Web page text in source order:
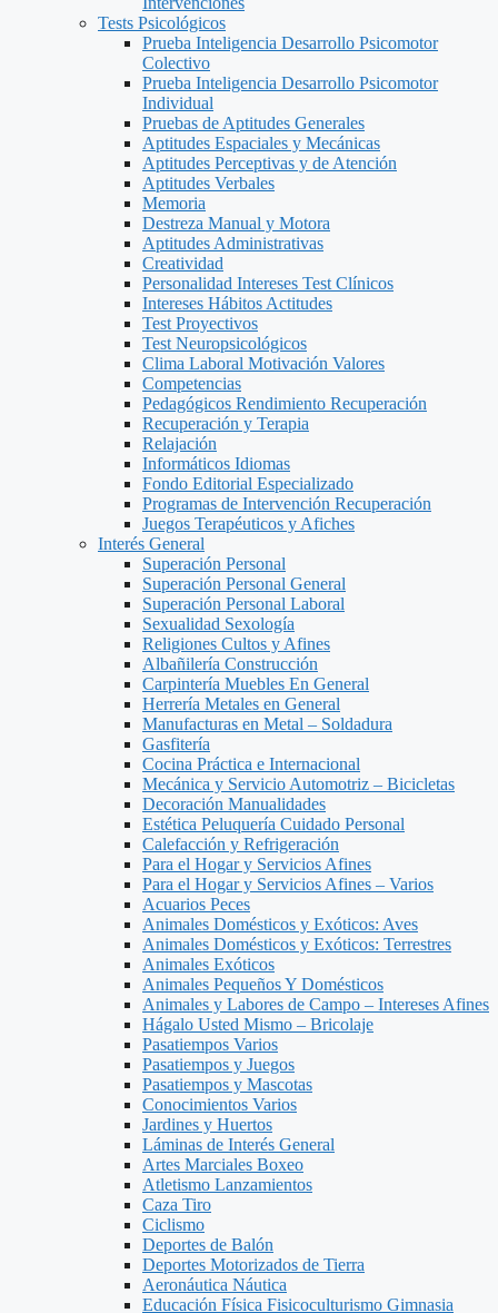
Tests Psicológicos
Prueba Inteligencia Desarrollo Psicomotor
Colectivo
Prueba Inteligencia Desarrollo Psicomotor
Individual
Pruebas de Aptitudes Generales
Aptitudes Espaciales y Mecánicas
Aptitudes Perceptivas y de Atención
Aptitudes Verbales
Memoria
Destreza Manual y Motora
Aptitudes Administrativas
Creatividad
Personalidad Intereses Test Clínicos
Intereses Hábitos Actitudes
Test Proyectivos
Test Neuropsicológicos
Clima Laboral Motivación Valores
Competencias
Pedagógicos Rendimiento Recuperación
Recuperación y Terapia
Relajación
Informáticos Idiomas
Fondo Editorial Especializado
Programas de Intervención Recuperación
Juegos Terapéuticos y Afiches
Interés General
Superación Personal
Superación Personal General
Superación Personal Laboral
Sexualidad Sexología
Religiones Cultos y Afines
Albañilería Construcción
Carpintería Muebles En General
Herrería Metales en General
Manufacturas en Metal – Soldadura
Gasfitería
Cocina Práctica e Internacional
Mecánica y Servicio Automotriz – Bicicletas
Decoración Manualidades
Estética Peluquería Cuidado Personal
Calefacción y Refrigeración
Para el Hogar y Servicios Afines
Para el Hogar y Servicios Afines – Varios
Acuarios Peces
Animales Domésticos y Exóticos: Aves
Animales Domésticos y Exóticos: Terrestres
Animales Exóticos
Animales Pequeños Y Domésticos
Animales y Labores de Campo – Intereses Afines
Hágalo Usted Mismo – Bricolaje
Pasatiempos Varios
Pasatiempos y Juegos
Pasatiempos y Mascotas
Conocimientos Varios
Jardines y Huertos
Láminas de Interés General
Artes Marciales Boxeo
Atletismo Lanzamientos
Caza Tiro
Ciclismo
Deportes de Balón
Deportes Motorizados de Tierra
Aeronáutica Náutica
Educación Física Fisicoculturismo Gimnasia